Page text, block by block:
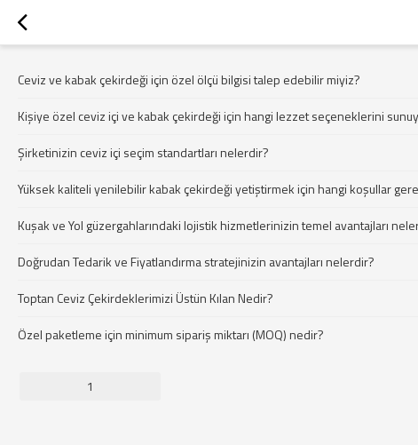
Ceviz ve kabak çekirdeği için özel ölçü bilgisi talep edebilir miyiz?
Kişiye özel ceviz içi ve kabak çekirdeği için hangi lezzet seçeneklerini
Şirketinizin ceviz içi seçim standartları nelerdir?
Yüksek kaliteli yenilebilir kabak çekirdeği yetiştirmek için hangi koşullar
Kuşak ve Yol güzergahlarındaki lojistik hizmetlerinizin temel avantajları
Doğrudan Tedarik ve Fiyatlandırma stratejinizin avantajları nelerdir?
Toptan Ceviz Çekirdeklerimizi Üstün Kılan Nedir?
Özel paketleme için minimum sipariş miktarı (MOQ) nedir?
1